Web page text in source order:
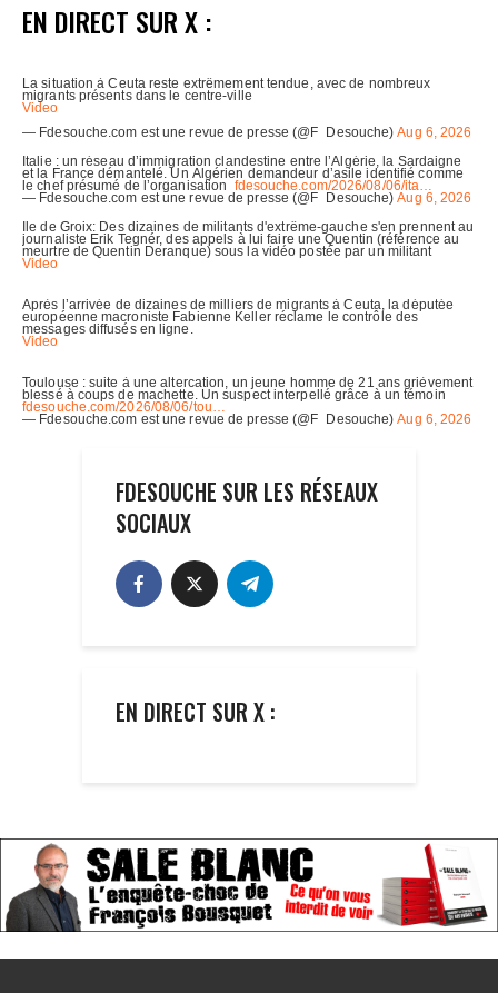
EN DIRECT SUR X :
FDESOUCHE SUR LES RÉSEAUX
SOCIAUX
EN DIRECT SUR X :